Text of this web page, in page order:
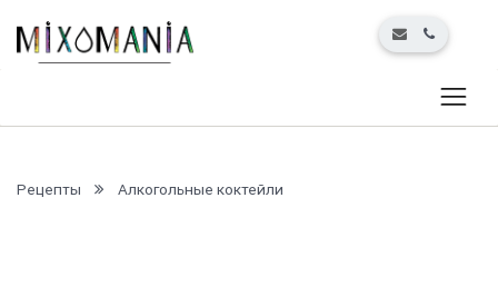
Рецепты Алкогольные коктейли